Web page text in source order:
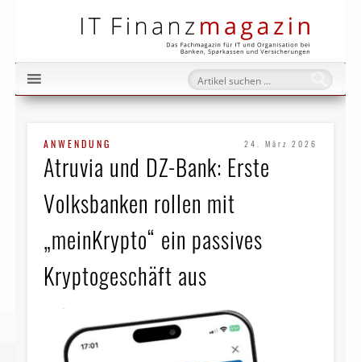
ANWENDUNG 24. März 2026
Atruvia und DZ-Bank: Erste
Volksbanken rollen mit
„meinKrypto“ ein passives
Kryptogeschäft aus